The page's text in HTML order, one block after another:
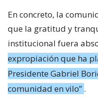
En concreto, la
que la gratitud y
institucional fuera
expropiación que ha
Presidente Gabriel
comunidad en vilo” .